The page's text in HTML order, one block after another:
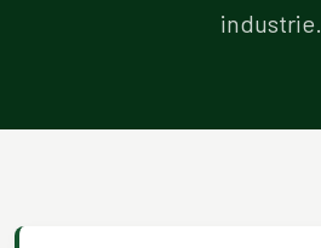
industrie.